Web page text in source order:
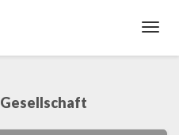
Gesellschaft